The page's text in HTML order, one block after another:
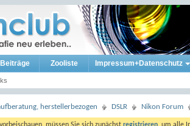
Beiträge Zooliste Impressum+Datenschutz
herstellerbezogen DSLR Nikon Forum